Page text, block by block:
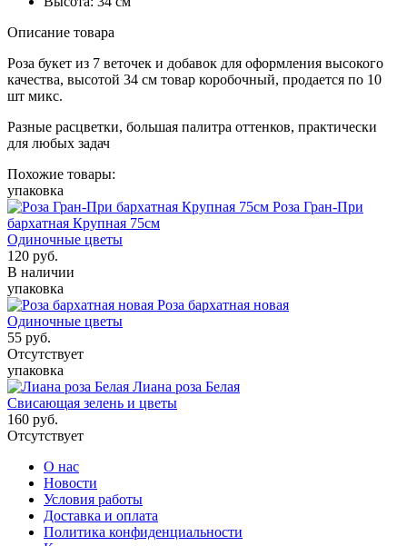
Описание товара
Роза букет из 7 веточек и добавок для оформления высокого
качества, высотой 34 см товар коробочный, продается по 10
шт микс.
Разные расцветки, большая палитра оттенков, практически
для любых задач
Похожие товары:
упаковка
Роза Гран-При
бархатная Крупная 75см
Одиночные цветы
120 руб.
В наличии
упаковка
Роза бархатная новая
Одиночные цветы
55 руб.
Отсутствует
упаковка
Лиана роза Белая
Свисающая зелень и цветы
160 руб.
Отсутствует
О нас
Новости
Условия работы
Доставка и оплата
Политика конфиденциальности